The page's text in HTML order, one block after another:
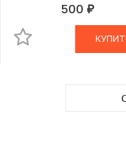
500 руб.
В